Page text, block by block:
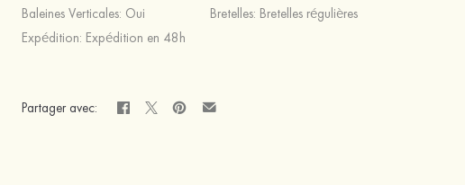
Baleines Verticales: Oui Bretelles: Bretelles régulières
Expédition: Expédition en 48h
Partager avec: